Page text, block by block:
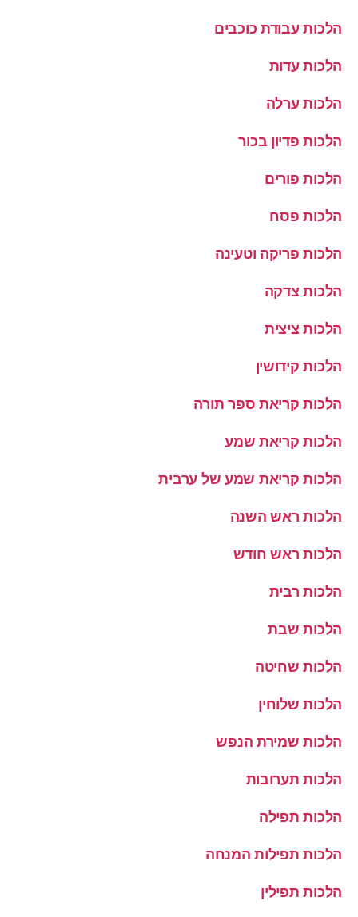
הלכות עבודת כוכבים
הלכות עדות
הלכות ערלה
הלכות פדיון בכור
הלכות פורים
הלכות פסח
הלכות פריקה וטעינה
הלכות צדקה
הלכות ציצית
הלכות קידושין
הלכות קריאת ספר תורה
הלכות קריאת שמע
הלכות קריאת שמע של ערבית
הלכות ראש השנה
הלכות ראש חודש
הלכות רבית
הלכות שבת
הלכות שחיטה
הלכות שלוחין
הלכות שמירת הנפש
הלכות תערובות
הלכות תפילה
הלכות תפילות המנחה
הלכות תפילין